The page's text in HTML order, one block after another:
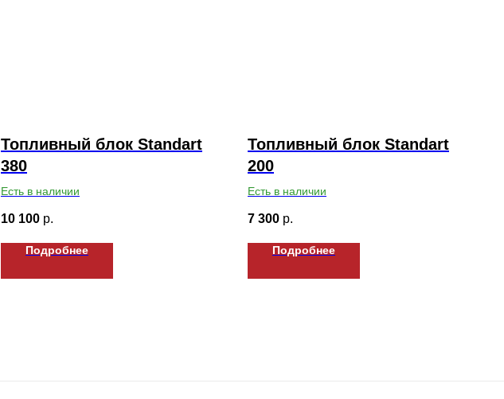
Топливный блок Standart
380
Есть в наличии
10 100 р.
Подробнее
Топливный блок Standart
200
Есть в наличии
7 300 р.
Подробнее